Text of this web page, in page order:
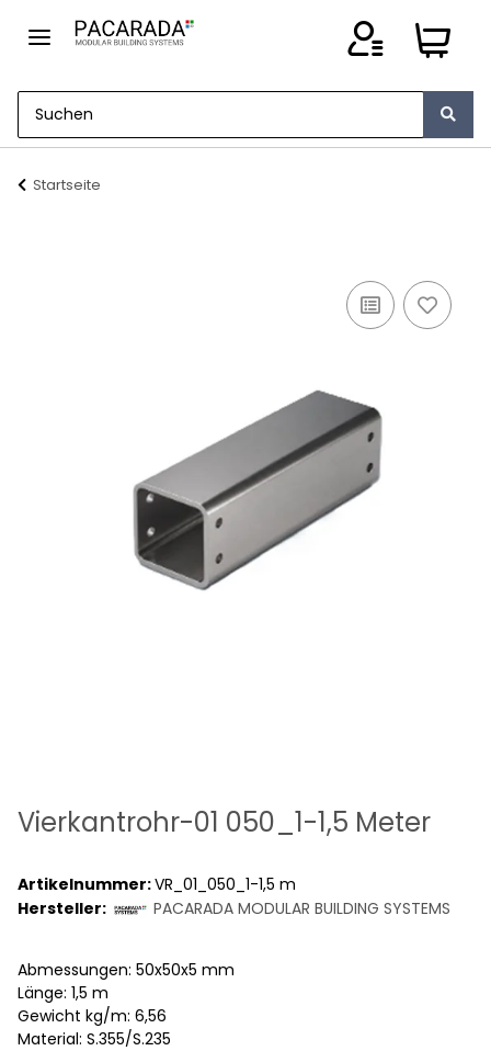
Startseite
Vierkantrohr-01 050_1-1,5 Meter
Artikelnummer:VR_01_050_1-1,5 m
Hersteller:
PACARADA MODULAR BUILDING SYSTEMS
Abmessungen: 50x50x5 mm
Länge: 1,5 m
Gewicht kg/m: 6,56
Material: S.355/S.235